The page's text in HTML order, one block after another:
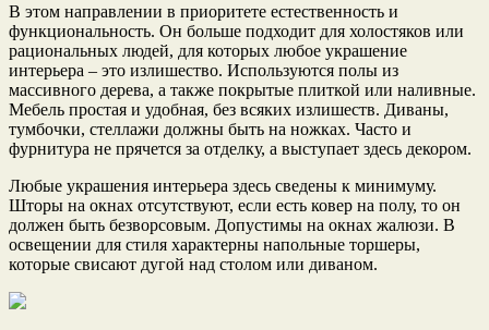
В этом направлении в приоритете естественность и
функциональность. Он больше подходит для холостяков или
рациональных людей, для которых любое украшение
интерьера – это излишество. Используются полы из
массивного дерева, а также покрытые плиткой или наливные.
Мебель простая и удобная, без всяких излишеств. Диваны,
тумбочки, стеллажи должны быть на ножках. Часто и
фурнитура не прячется за отделку, а выступает здесь декором.
Любые украшения интерьера здесь сведены к минимуму.
Шторы на окнах отсутствуют, если есть ковер на полу, то он
должен быть безворсовым. Допустимы на окнах жалюзи. В
освещении для стиля характерны напольные торшеры,
которые свисают дугой над столом или диваном.